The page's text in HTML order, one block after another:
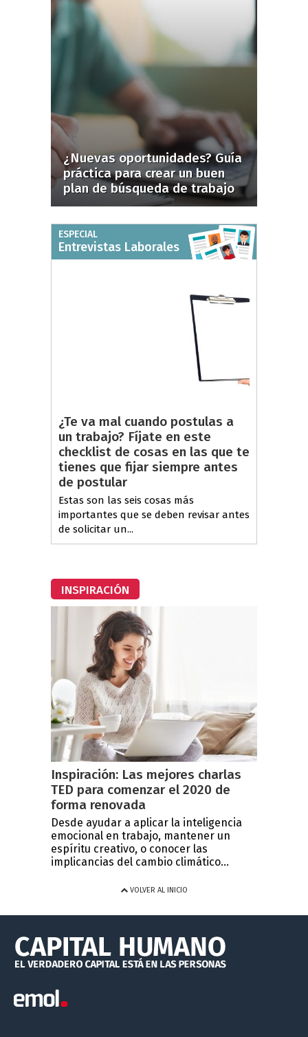
¿Nuevas oportunidades? Guía
práctica para crear un buen
plan de búsqueda de trabajo
ESPECIAL
Entrevistas Laborales
¿Te va mal cuando postulas a
un trabajo? Fíjate en este
checklist de cosas en las que te
tienes que fijar siempre antes
de postular
Estas son las seis cosas más
importantes que se deben revisar antes
de solicitar un...
INSPIRACIÓN
Inspiración: Las mejores charlas
TED para comenzar el 2020 de
forma renovada
Desde ayudar a aplicar la inteligencia
emocional en trabajo, mantener un
espíritu creativo, o conocer las
implicancias del cambio climático...
VOLVER AL INICIO